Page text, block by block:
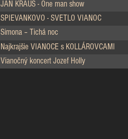
JAN KRAUS - One man show
SPIEVANKOVO - SVETLO VIANOC
Simona – Tichá noc
Najkrajšie VIANOCE s KOLLÁROVCAMI
Vianočný koncert Jozef Holly